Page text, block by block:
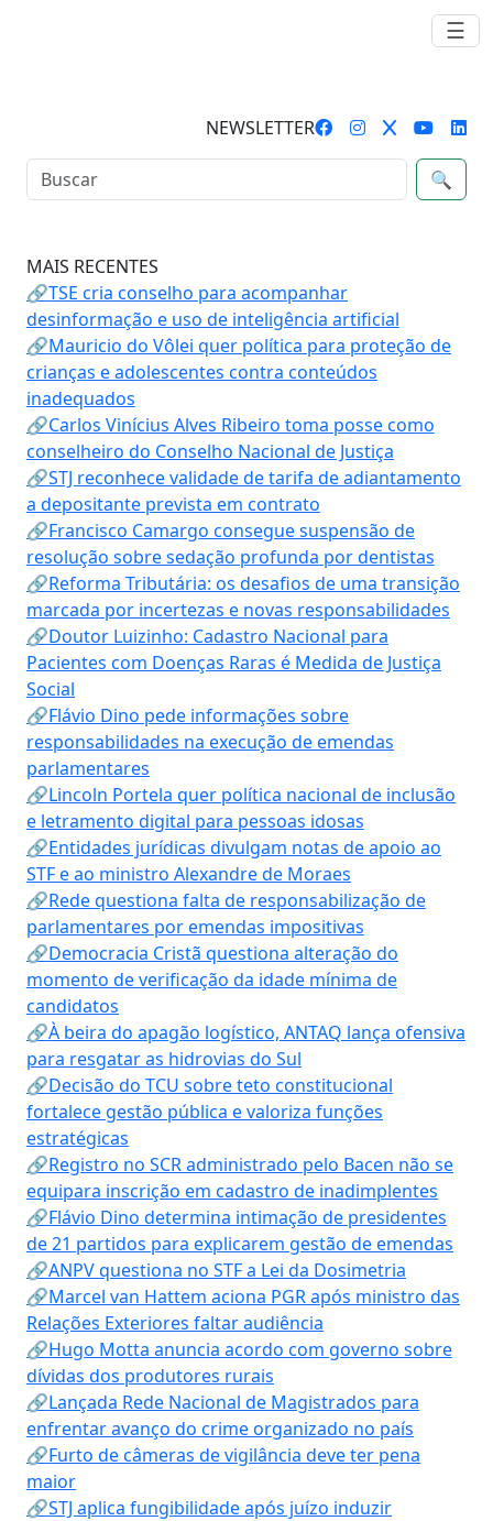
☰
NEWSLETTER
🔍
MAIS RECENTES
🔗TSE cria conselho para acompanhar
desinformação e uso de inteligência artificial
🔗Mauricio do Vôlei quer política para proteção de
crianças e adolescentes contra conteúdos
inadequados
🔗Carlos Vinícius Alves Ribeiro toma posse como
conselheiro do Conselho Nacional de Justiça
🔗STJ reconhece validade de tarifa de adiantamento
a depositante prevista em contrato
🔗Francisco Camargo consegue suspensão de
resolução sobre sedação profunda por dentistas
🔗Reforma Tributária: os desafios de uma transição
marcada por incertezas e novas responsabilidades
🔗Doutor Luizinho: Cadastro Nacional para
Pacientes com Doenças Raras é Medida de Justiça
Social
🔗Flávio Dino pede informações sobre
responsabilidades na execução de emendas
parlamentares
🔗Lincoln Portela quer política nacional de inclusão
e letramento digital para pessoas idosas
🔗Entidades jurídicas divulgam notas de apoio ao
STF e ao ministro Alexandre de Moraes
🔗Rede questiona falta de responsabilização de
parlamentares por emendas impositivas
🔗Democracia Cristã questiona alteração do
momento de verificação da idade mínima de
candidatos
🔗À beira do apagão logístico, ANTAQ lança ofensiva
para resgatar as hidrovias do Sul
🔗Decisão do TCU sobre teto constitucional
fortalece gestão pública e valoriza funções
estratégicas
🔗Registro no SCR administrado pelo Bacen não se
equipara inscrição em cadastro de inadimplentes
🔗Flávio Dino determina intimação de presidentes
de 21 partidos para explicarem gestão de emendas
🔗ANPV questiona no STF a Lei da Dosimetria
🔗Marcel van Hattem aciona PGR após ministro das
Relações Exteriores faltar audiência
🔗Hugo Motta anuncia acordo com governo sobre
dívidas dos produtores rurais
🔗Lançada Rede Nacional de Magistrados para
enfrentar avanço do crime organizado no país
🔗Furto de câmeras de vigilância deve ter pena
maior
🔗STJ aplica fungibilidade após juízo induzir